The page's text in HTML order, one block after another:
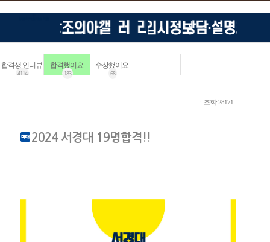
합격생 인터뷰
4114
합격했어요
183
수상했어요
68
ㆍ조회: 28171
2024 서경대 19명합격!!